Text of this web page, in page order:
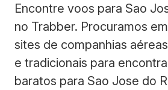
Encontre voos para Sao
no Trabber. Procuramos
sites de companhias
e tradicionais para
baratos para Sao Jose do